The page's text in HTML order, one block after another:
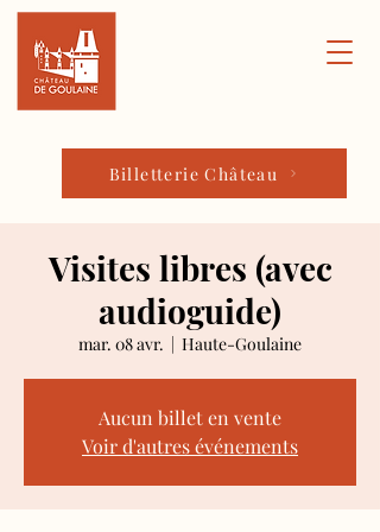
Billetterie Château
Visites libres (avec
audioguide)
mar. 08 avr.
  |
Haute-Goulaine
Aucun billet en vente
Voir d'autres événements